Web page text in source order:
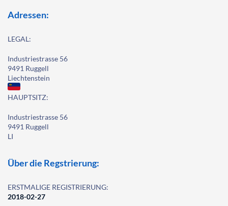
Adressen:
LEGAL:
Industriestrasse 56
9491 Ruggell
Liechtenstein
HAUPTSITZ:
Industriestrasse 56
9491 Ruggell
LI
Über die Regstrierung:
ERSTMALIGE REGISTRIERUNG:
2018-02-27